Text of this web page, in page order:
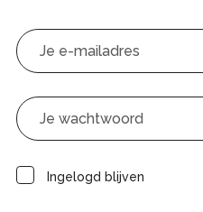
Ingelogd blijven